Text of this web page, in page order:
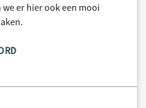
er hier ook een mooi